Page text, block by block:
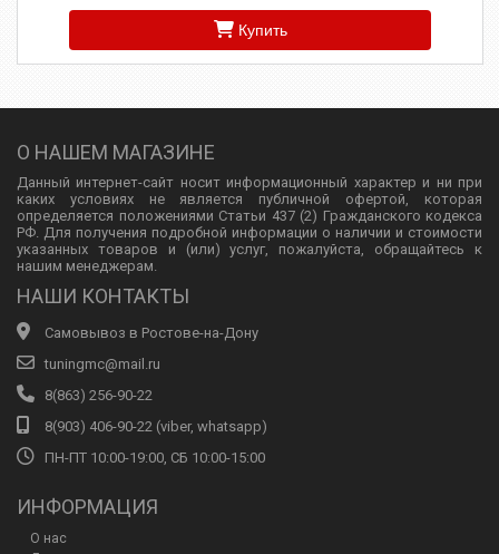
Купить
О НАШЕМ МАГАЗИНЕ
Данный интернет-сайт носит информационный характер и ни при
каких условиях не является публичной офертой, которая
определяется положениями Статьи 437 (2) Гражданского кодекса
РФ. Для получения подробной информации о наличии и стоимости
указанных товаров и (или) услуг, пожалуйста, обращайтесь к
нашим менеджерам.
НАШИ КОНТАКТЫ
Самовывоз в Ростове-на-Дону
tuningmc@mail.ru
8(863) 256-90-22
8(903) 406-90-22 (viber, whatsapp)
ПН-ПТ 10:00-19:00, СБ 10:00-15:00
ИНФОРМАЦИЯ
О нас